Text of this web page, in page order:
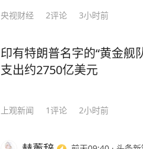
导下，李柘远改变以前死记
等，把高中三年的知识点牢牢记住。 还有初高中时，李柘远应用“五
习事半功倍： 李柘远在中学背诵《水调歌头》和《相见欢》时，就配合听以这两首词
为蓝本的歌曲《明月几时有
李柘远睡前会把MP3放在床
绩一直名列前茅，长期稳居年级第一的宝座。 高三时期
央视财经 2评论 3小时前
印有特朗普名字的“黄金舰
支出约2750亿美元
上观新闻 1评论 2小时前